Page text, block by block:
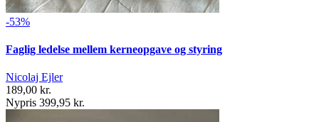
-53%
Faglig ledelse mellem kerneopgave og styring
Nicolaj Ejler
189,00 kr.
Nypris 399,95 kr.